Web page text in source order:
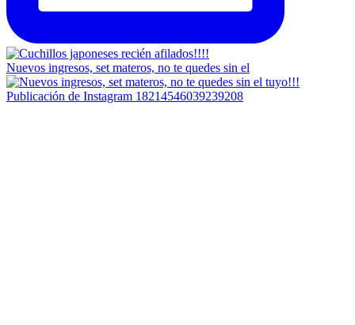
Nuevos ingresos, set materos, no te quedes sin el
Publicación de Instagram 18214546039239208